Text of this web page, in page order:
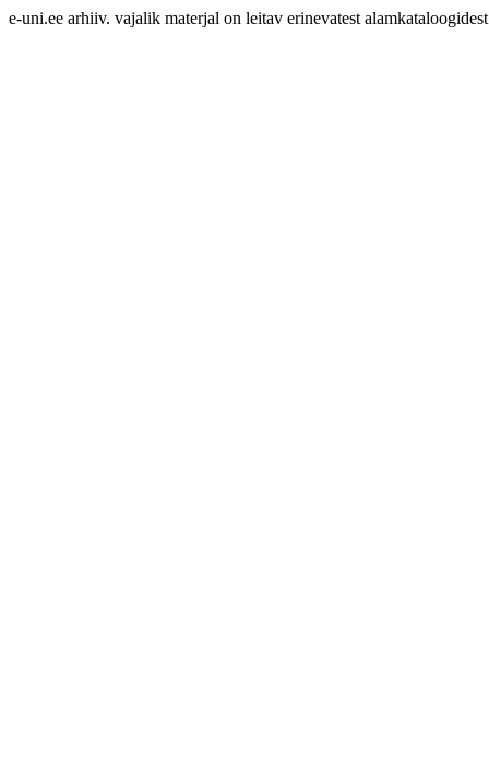
e-uni.ee arhiiv. vajalik materjal on leitav erinevatest